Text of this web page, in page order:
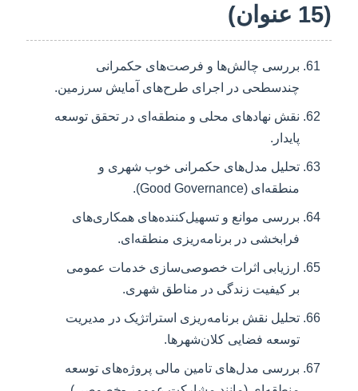
(15 عنوان)
بررسی چالش‌ها و فرصت‌های حکمرانی
چندسطحی در اجرای طرح‌های آمایش سرزمین.
نقش نهادهای محلی و منطقه‌ای در تحقق توسعه
پایدار.
تحلیل مدل‌های حکمرانی خوب شهری و
منطقه‌ای (Good Governance).
بررسی موانع و تسهیل‌کننده‌های همکاری‌های
فرابخشی در برنامه‌ریزی منطقه‌ای.
ارزیابی اثرات خصوصی‌سازی خدمات عمومی
بر کیفیت زندگی در مناطق شهری.
تحلیل نقش برنامه‌ریزی استراتژیک در مدیریت
توسعه فضایی کلان‌شهرها.
بررسی مدل‌های تامین مالی پروژه‌های توسعه